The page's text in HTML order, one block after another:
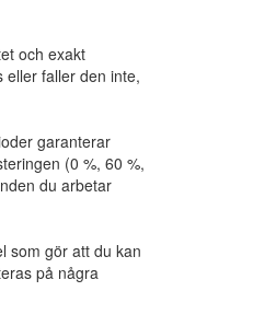
och exakt
eller faller den inte,
garanterar
(0 %, 60 %,
du arbetar
som gör att du kan
på några